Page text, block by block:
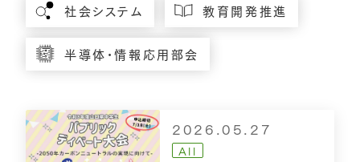
社会システム 教育開発推進
半導体・情報応用部会
2026.05.27
All